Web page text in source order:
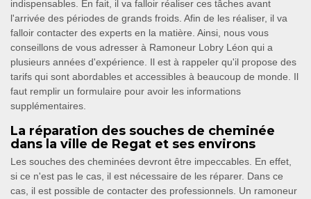
indispensables. En fait, il va falloir réaliser ces tâches avant
l'arrivée des périodes de grands froids. Afin de les réaliser, il va
falloir contacter des experts en la matière. Ainsi, nous vous
conseillons de vous adresser à Ramoneur Lobry Léon qui a
plusieurs années d'expérience. Il est à rappeler qu'il propose des
tarifs qui sont abordables et accessibles à beaucoup de monde. Il
faut remplir un formulaire pour avoir les informations
supplémentaires.
La réparation des souches de cheminée
dans la ville de Regat et ses environs
Les souches des cheminées devront être impeccables. En effet,
si ce n'est pas le cas, il est nécessaire de les réparer. Dans ce
cas, il est possible de contacter des professionnels. Un ramoneur